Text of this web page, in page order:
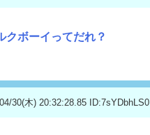
クボーイってだれ？
30(木) 20:32:28.85 ID:7sYDbhLS0